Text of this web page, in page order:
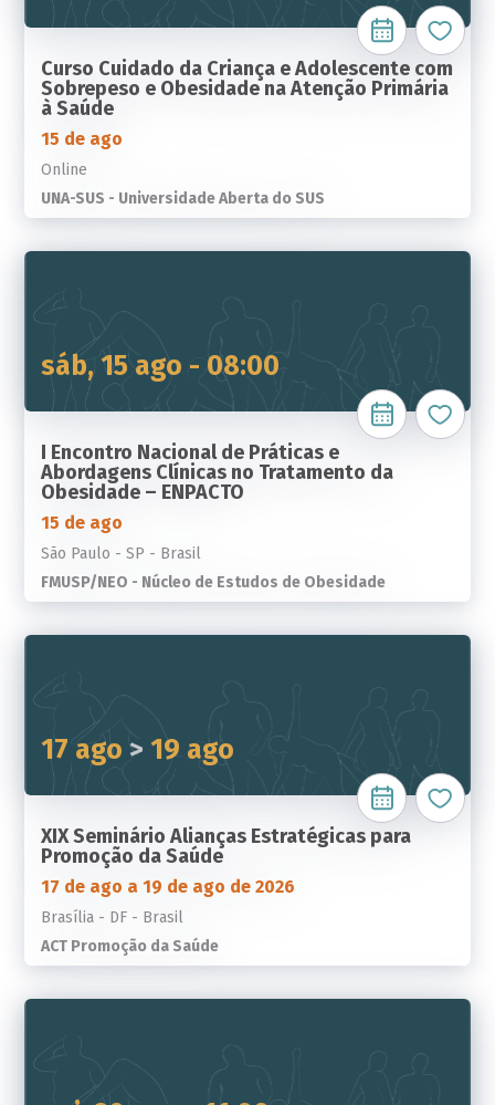
Curso Cuidado da Criança e Adolescente com
Sobrepeso e Obesidade na Atenção Primária
à Saúde
15 de ago
Online
UNA-SUS - Universidade Aberta do SUS
sáb, 15 ago - 08:00
I Encontro Nacional de Práticas e
Abordagens Clínicas no Tratamento da
Obesidade – ENPACTO
15 de ago
São Paulo - SP - Brasil
FMUSP/NEO - Núcleo de Estudos de Obesidade
17 ago> 19 ago
XIX Seminário Alianças Estratégicas para
Promoção da Saúde
17 de ago a 19 de ago de 2026
Brasília - DF - Brasil
ACT Promoção da Saúde